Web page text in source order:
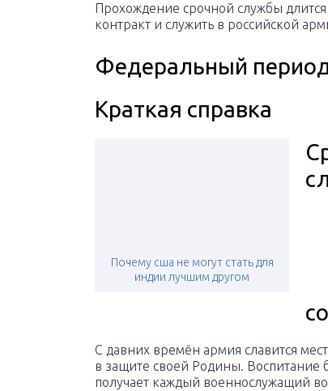
Прохождение срочной службы
контракт и служить в российской
Федеральный
Краткая справка
Почему сша не могут стать для
индии лучшим другом
С давних времён армия славится
в защите своей Родины. Воспитание
получает каждый военнослужащий